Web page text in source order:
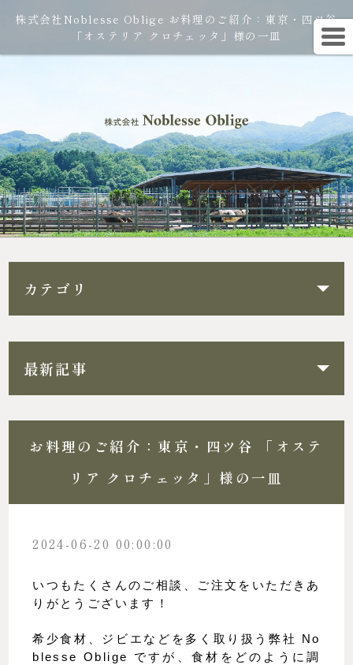
株式会社Noblesse Oblige お料理のご紹介：東京・四ツ谷
「オステリア クロチェッタ」様の一皿
カテゴリ
最新記事
お料理のご紹介：東京・四ツ谷 「オステ
リア クロチェッタ」様の一皿
2024-06-20 00:00:00
いつもたくさんのご相談、ご注文をいただきあ
りがとうございます！
希少食材、ジビエなどを多く取り扱う弊社 No
blesse Oblige ですが、食材をどのように調